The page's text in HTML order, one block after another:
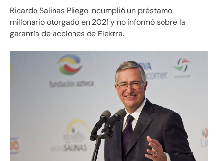
Ricardo Salinas Pliego incumplió un préstamo
millonario otorgado en 2021 y no informó sobre la
garantía de acciones de Elektra.